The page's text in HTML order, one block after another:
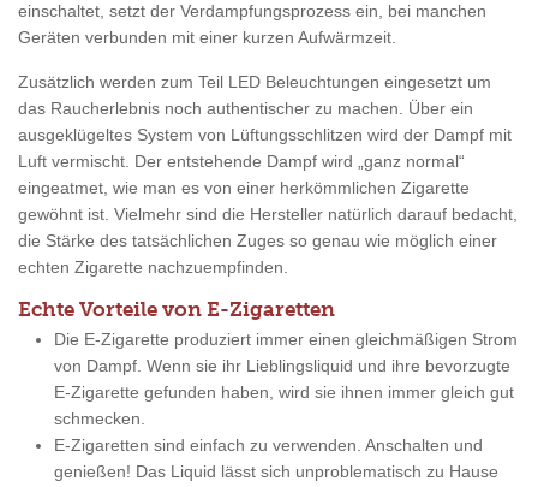
einschaltet, setzt der Verdampfungsprozess ein, bei manchen
Geräten verbunden mit einer kurzen Aufwärmzeit.
Zusätzlich werden zum Teil LED Beleuchtungen eingesetzt um
das Raucherlebnis noch authentischer zu machen. Über ein
ausgeklügeltes System von Lüftungsschlitzen wird der Dampf mit
Luft vermischt. Der entstehende Dampf wird „ganz normal“
eingeatmet, wie man es von einer herkömmlichen Zigarette
gewöhnt ist. Vielmehr sind die Hersteller natürlich darauf bedacht,
die Stärke des tatsächlichen Zuges so genau wie möglich einer
echten Zigarette nachzuempfinden.
Echte Vorteile von E-Zigaretten
Die E-Zigarette produziert immer einen gleichmäßigen Strom
von Dampf. Wenn sie ihr Lieblingsliquid und ihre bevorzugte
E-Zigarette gefunden haben, wird sie ihnen immer gleich gut
schmecken.
E-Zigaretten sind einfach zu verwenden. Anschalten und
genießen! Das Liquid lässt sich unproblematisch zu Hause